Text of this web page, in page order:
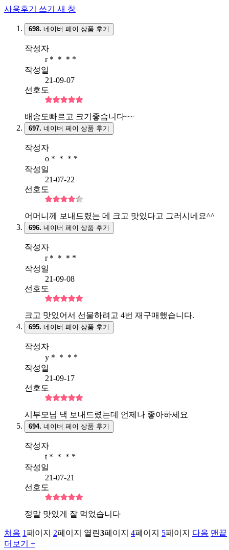
사용후기 쓰기 새 창
698. 네이버 페이 상품 후기
작성자
r＊＊＊*
작성일
21-09-07
선호도
배송도빠르고 크기좋습니다~~
697. 네이버 페이 상품 후기
작성자
o＊＊＊*
작성일
21-07-22
선호도
어머니께 보내드렸는 데 크고 맛있다고 그러시네요^^
696. 네이버 페이 상품 후기
작성자
r＊＊＊*
작성일
21-09-08
선호도
크고 맛있어서 선물하려고 4번 재구매했습니다.
695. 네이버 페이 상품 후기
작성자
y＊＊＊*
작성일
21-09-17
선호도
시부모님 댁 보내드렸는데 언제나 좋아하세요
694. 네이버 페이 상품 후기
작성자
t＊＊＊*
작성일
21-07-21
선호도
정말 맛있게 잘 먹었습니다
처음 1페이지 2페이지 열린3페이지 4페이지 5페이지 다음 맨끝
더보기 +